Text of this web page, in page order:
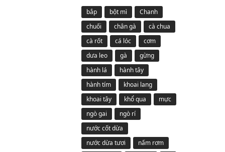
bắp bột mì
Chanh
chuối
chân gà
cà chua
cà rốt
cá lóc
cơm
dưa leo
gà
gừng
hành lá
hành tây
hành tím
khoai lang
khoai tây
khổ qua
mực
ngò gai
ngò rí
nước cốt dừa
nước dừa tươi
nấm rơm